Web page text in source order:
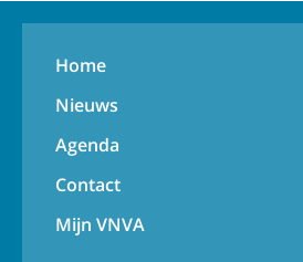
Home
Nieuws
Agenda
Contact
Mijn VNVA